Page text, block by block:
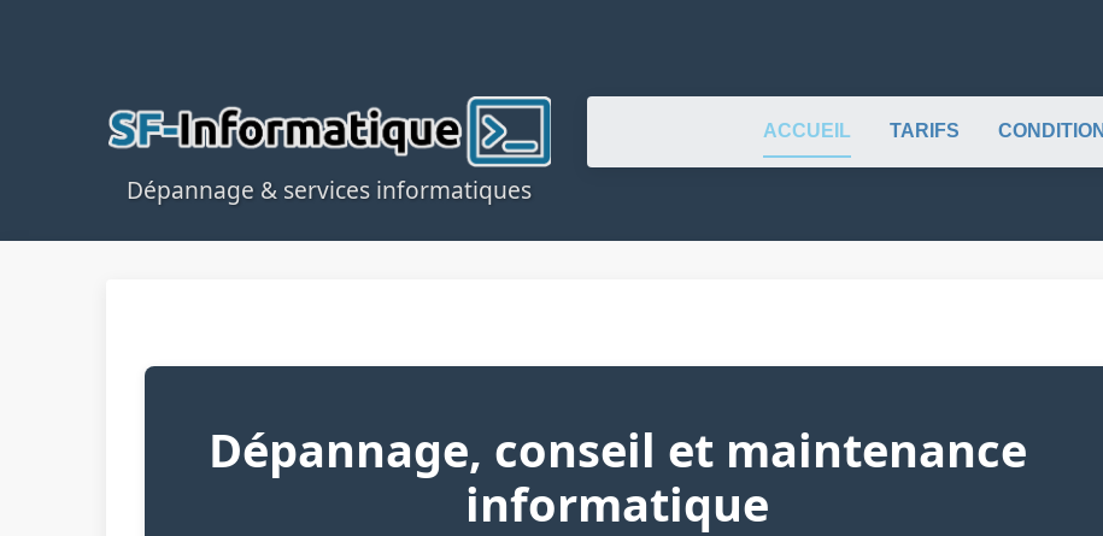
Dépannage & services informatiques
ACCUEIL TARIFS
Dépannage, conseil et maintenance
informatique